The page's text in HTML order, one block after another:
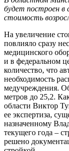
будет построен в
стоимость
На увеличение
повлияло сразу
медицинского
и в федеральном
количество, что
необходимость
медучреждения.
метров до 25,2.
области Виктор
ее экспертиза,
назначенному
текущего года –
решено